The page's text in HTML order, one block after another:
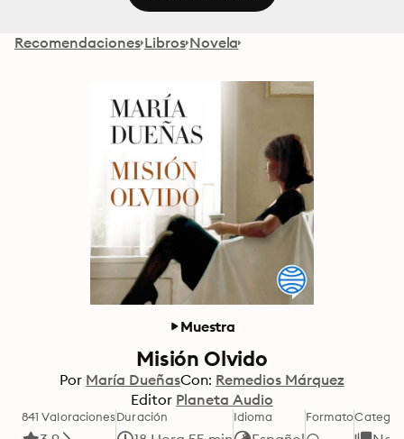
Recomendaciones Libros Novela
Muestra
Misión Olvido
Por María DueñasCon: Remedios Márquez
Editor Planeta Audio
841 ValoracionesDuración Idioma Formato